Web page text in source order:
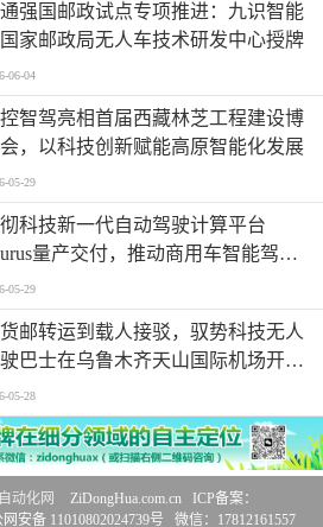
强国邮政试点专项推进：九识智能
家邮政局无人车技术研发中心授牌
06-04
智驾亮相首届西藏林芝工程建设博
，以科技创新赋能高原智能化发展
05-29
科技新一代自动驾驶计算平台
量产交付，推动商用车智能驾驶
渗透
05-29
邮转运到载人接驳，驭势科技无人
巴士在乌鲁木齐天山国际机场开启
化运营
05-28
自动化网
ZiDongHua.com.cn ICP备案：
安备 11010802024739号 微信：17812161557